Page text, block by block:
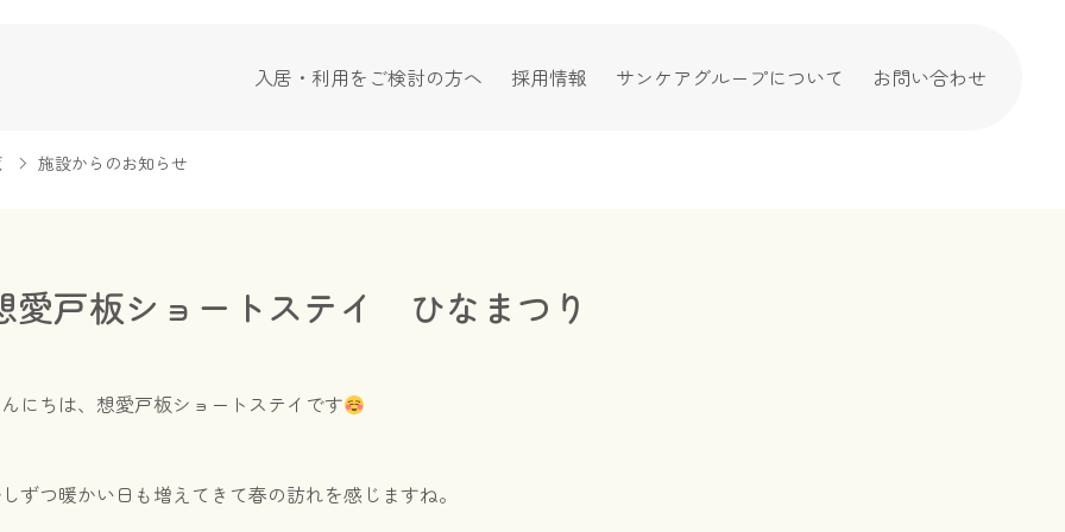
入居・利用をご検討の方へ 採用情報 サンケアグループについて お問い合わせ
施設からのお知らせ
愛戸板ショートステイ ひなまつり
にちは、想愛戸板ショートステイです
ずつ暖かい日も増えてきて春の訪れを感じますね。